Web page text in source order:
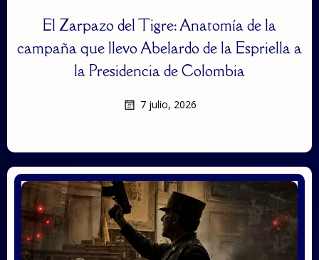
El Zarpazo del Tigre: Anatomía de la
campaña que llevo Abelardo de la Espriella a
la Presidencia de Colombia
7 julio, 2026